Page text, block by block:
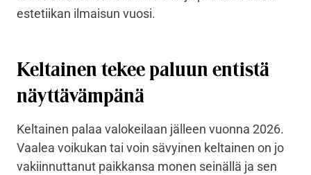
estetiikan ilmaisun vuosi.
Keltainen tekee paluun entistä
näyttävämpänä
Keltainen palaa valokeilaan jälleen vuonna 2026.
Vaalea voikukan tai voin sävyinen keltainen on jo
vakiinnuttanut paikkansa monen seinällä ja sen